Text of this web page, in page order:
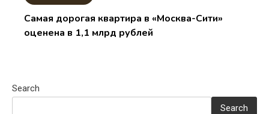
Самая дорогая квартира в «Москва-Сити»
оценена в 1,1 млрд рублей
Search
Search